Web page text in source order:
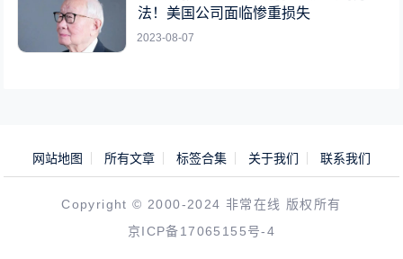
法！美国公司面临惨重损失
2023-08-07
网站地图 所有文章 标签合集 关于我们 联系我们
Copyright © 2000-2024 非常在线 版权所有
京ICP备17065155号-4